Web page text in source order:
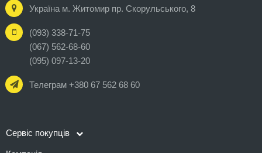
Україна м. Житомир пр. Скорульського, 8
(093) 338-71-75
(067) 562-68-60
(095) 097-13-20
Телеграм +380 67 562 68 60
Сервіс покупців